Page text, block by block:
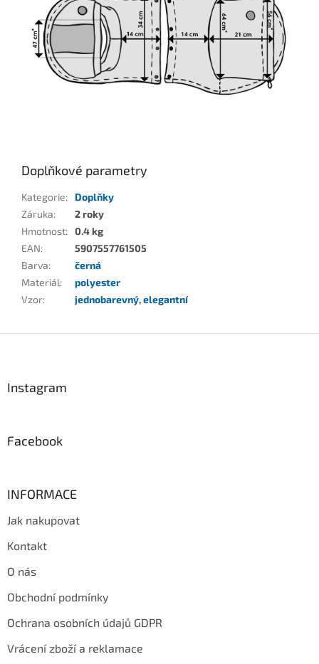
Doplňkové parametry
Kategorie:
Doplňky
Záruka:
2 roky
Hmotnost: 0.4 kg
EAN:
5907557761505
Barva:
černá
Materiál:
polyester
Vzor: jednobarevný,elegantní
Instagram
Facebook
INFORMACE
Jak nakupovat
Kontakt
O nás
Obchodní podmínky
Ochrana osobních údajů GDPR
Vrácení zboží a reklamace